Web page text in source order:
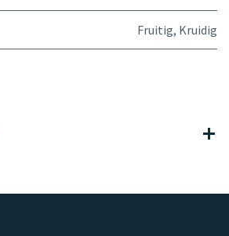
Fruitig, Kruidig